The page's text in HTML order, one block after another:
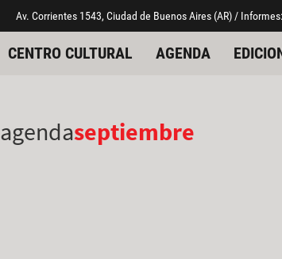
Av. Corrientes 1543, Ciudad de Buenos Aires (AR) /
CENTRO CULTURAL AGENDA
agendaseptiembre